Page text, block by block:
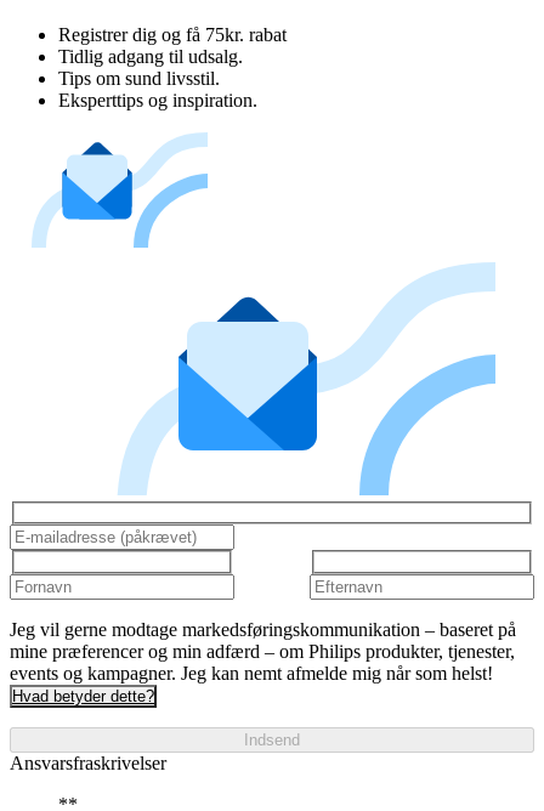
Registrer dig og få 75kr. rabat
Tidlig adgang til udsalg.
Tips om sund livsstil.
Eksperttips og inspiration.
Jeg vil gerne modtage markedsføringskommunikation – baseret på
mine præferencer og min adfærd – om Philips produkter, tjenester,
events og kampagner. Jeg kan nemt afmelde mig når som helst!
Hvad betyder dette?
Indsend
Ansvarsfraskrivelser